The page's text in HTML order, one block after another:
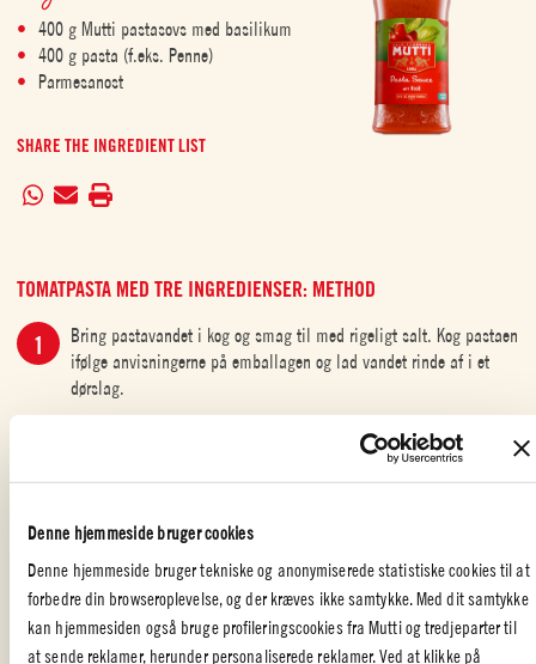
Denne hjemmeside bruger cookies
Denne hjemmeside bruger tekniske og anonymiserede statistiske cookies til at
forbedre din browseroplevelse, og der kræves ikke samtykke. Med dit samtykke
kan hjemmesiden også bruge profileringscookies fra Mutti og tredjeparter til
at sende reklamer, herunder personaliserede reklamer. Ved at klikke på
400 g Mutti pastasovs med basilikum
400 g pasta (f.eks. Penne)
Parmesanost
SHARE THE INGREDIENT LIST
TOMATPASTA MED TRE INGREDIENSER: METHOD
Bring pastavandet i kog og smag til med rigeligt salt. Kog pastaen
ifølge anvisningerne på emballagen og lad vandet rinde af i et
dørslag.
parmesanost.
TOMATO MONDAY,ITALIENSK MAD,HURTIG OG LÆKKER,